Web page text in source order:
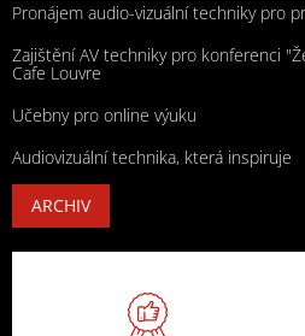
Pronájem audio-vizuální techniky pro
Zajištění AV techniky pro konferenci
Cafe Louvre
Učebny pro online výuku
Audiovizuální technika, která inspiruje
ARCHIV